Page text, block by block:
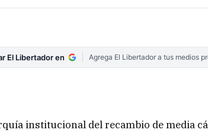
El Libertador en Agrega El Libertador a tus medios
institucional del recambio de media